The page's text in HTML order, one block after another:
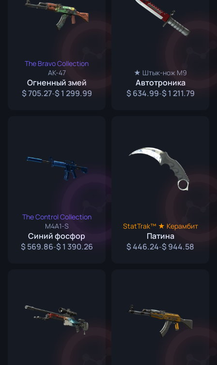
The Bravo Collection
AK-47
Огненный змей
705.27- 1 299.99
★ Штык-нож M9
Автотроника
634.99- 1 211.79
The Control Collection
M4A1-S
Синий фосфор
569.86- 1 390.26
StatTrak™ ★ Керамбит
Патина
446.24- 944.58